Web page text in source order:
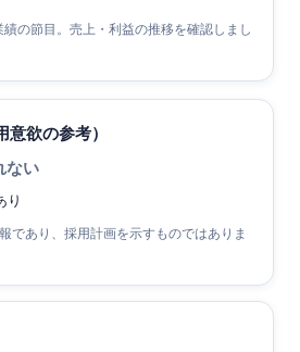
の節目。売上・利益の推移を確認しまし
欲の参考）
ない
り
であり、採用計画を示すものではありま